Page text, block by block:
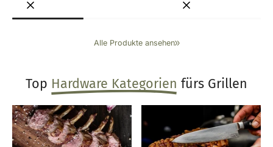
Alle Produkte ansehen
Top Hardware Kategorien fürs Grillen